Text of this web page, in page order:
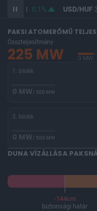
365,78 0,1% USD/HUF
PAKSI ATOMERŐMŰ
Összteljesítmény
225 MW 0 MW
1. blokk
0 MW/ 500 MW
3. blokk
0 MW/ 500 MW
DUNA VÍZÁLLÁSA
-144cm
biztonsági határ